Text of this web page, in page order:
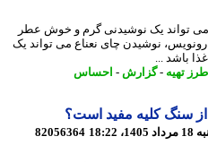
یک نوشیدنی گرم و خوش عطر
نوشیدن چای نعناع می تواند یک
...
-گزارش -احساس
سنگ کلیه مفید است؟
82056364